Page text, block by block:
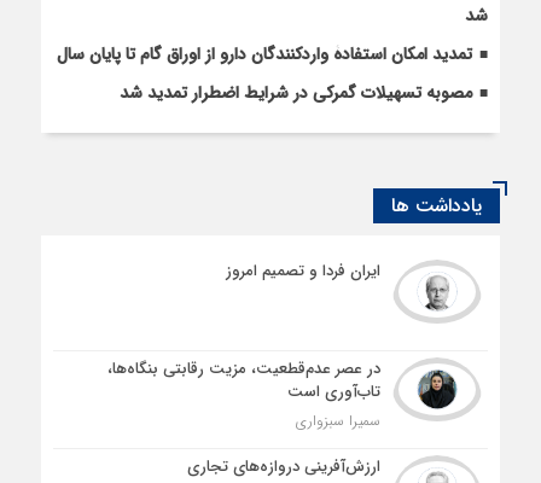
شد
تمدید امکان استفادۀ واردکنندگان دارو از اوراق گام تا پایان سال
مصوبه تسهیلات گمرکی در شرایط اضطرار تمدید شد
یادداشت ها
ایران فردا و تصمیم امروز
در عصر عدم‌قطعیت، مزیت رقابتی بنگاه‌ها،
تاب‌آوری است
سمیرا سبزواری
ارزش‌آفرینی دروازه‌های تجاری